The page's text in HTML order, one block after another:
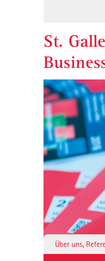
St.
Über uns,